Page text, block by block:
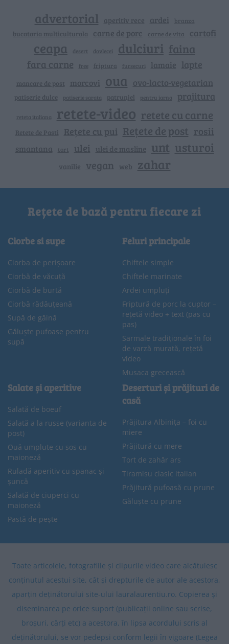
advertorial aperitiv rece ardei branza
bucataria multiculturala carne de porc carne de vita cartofi
ceapa desert dovlecei dulciuri faina
fara carne free friptura fursecuri lamaie lapte
mancare de post morcovi oua ovo-lacto-vegetarian
patiserie dulce patiserie sarata patrunjel pentru iarna prajitura
reteta italiana retete-video retete cu carne
Retete de Pasti Rețete cu pui Rețete de post rosii
smantana tort ulei ulei de masline unt usturoi
vanilie vegan web zahar
Rețete de bază pentru fiecare zi
Ciorbe si supe
Ciorba de perișoare
Ciorbă de văcuță
Ciorbă de burtă
Ciorbă rădăuțeană
Supă de găină
Găluște pufoase pentru
supă
Feluri principale
Chiftele simple
Chiftele marinate
Ardei umpluți
Friptură de porc la cuptor –
rețetă video + text (pas cu
pas)
Sarmale tradiționale în foi
de varză murată, rețetă
video
Musaca grecească
Salate și aperitive
Salată de boeuf
Salată a la russe (varianta de
post)
Ouă umplute cu sos cu
maioneză
Ruladă aperitiv cu spanac și
șuncă
Salată de ciuperci cu
maioneză
Pastă de pește
Deserturi și prăjituri de
casă
Prăjitura Albinița – foi cu
miere
Prăjitură cu mere
Tort de zahăr ars
Tiramisu clasic italian
Prăjitură pufoasă cu prune
Găluște cu prune
Toate articolele, fotografiile și clipurile video care alcătuiesc
conținutul acestui site, cât și drepturile de autor ale acestora,
aparțin deținătorului site-ului lauralaurentiu.ro. Copierea și
diseminarea pe orice suport (publicații online sau scrise,
broșuri, cărți etc) a acestora, în lipsa acordului scris al
deținătorului, se vor pedepsi conform legii în vigoare (Legea